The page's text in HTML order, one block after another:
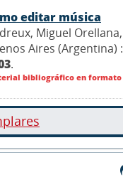
editar música
Miguel
Aires (Argentina)
.
bibliográfico en formato